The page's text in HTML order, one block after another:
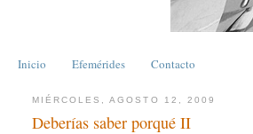
Inicio Efemérides Contacto
MIÉRCOLES, AGOSTO 12, 2009
Deberías saber porqué II